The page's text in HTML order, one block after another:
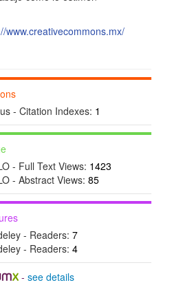
www.creativecommons.mx/
- Citation Indexes: 1
- Full Text Views: 1423
- Abstract Views: 85
- Readers: 7
- Readers: 4
- see details